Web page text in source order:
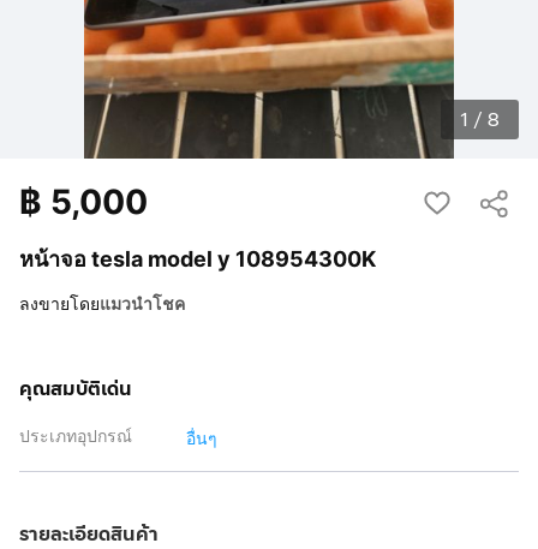
1 / 8
หน้าจอ tesla model y 108954300K
฿ 5,000
ลงขายโดยแมวนำโชค
คุณสมบัติเด่น
ประเภทอุปกรณ์ อื่นๆ
รายละเอียดสินค้า